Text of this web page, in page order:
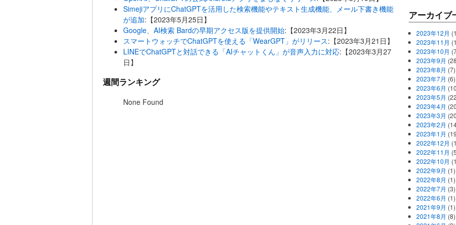
SimejiアプリにChatGPTを活用した検索機能やテキスト生成機能、メール下書き機能
が追加:【2023年5月25日】
Google、AI検索 Bardの早期アクセス版を提供開始:【2023年3月22日】
スマートウォッチでChatGPTを使える「WearGPT」がリリース:【2023年3月21日】
LINEでChatGPTと対話できる「AIチャットくん」が音声入力に対応:【2023年3月27
日】
週間ランキング
None Found
アーカイブ
2023年12月
2023年11月
2023年10月
2023年9月
2023年8月 (7)
2023年7月 (6)
2023年6月
2023年5月
2023年4月
2023年3月
2023年2月
2023年1月
2022年12月
2022年11月
2022年10月
2022年9月 (1)
2022年8月 (1)
2022年7月 (3)
2022年6月 (1)
2021年9月 (1)
2021年8月 (8)